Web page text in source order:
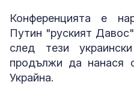
Конференцията е
Путин "руският
след тези
продължи да нанася
Украйна.